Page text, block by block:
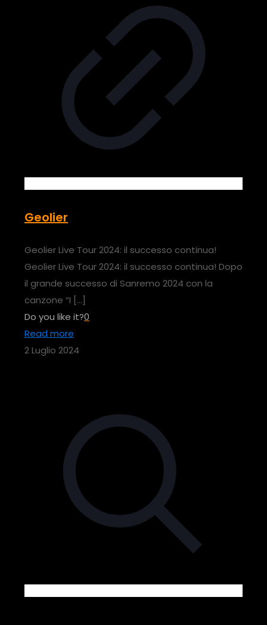
Geolier
Geolier Live Tour 2024: il successo continua!
Geolier Live Tour 2024: il successo continua! Dopo
il grande successo di Sanremo 2024 con la
canzone “I […]
Do you like it?0
Read more
2 Luglio 2024